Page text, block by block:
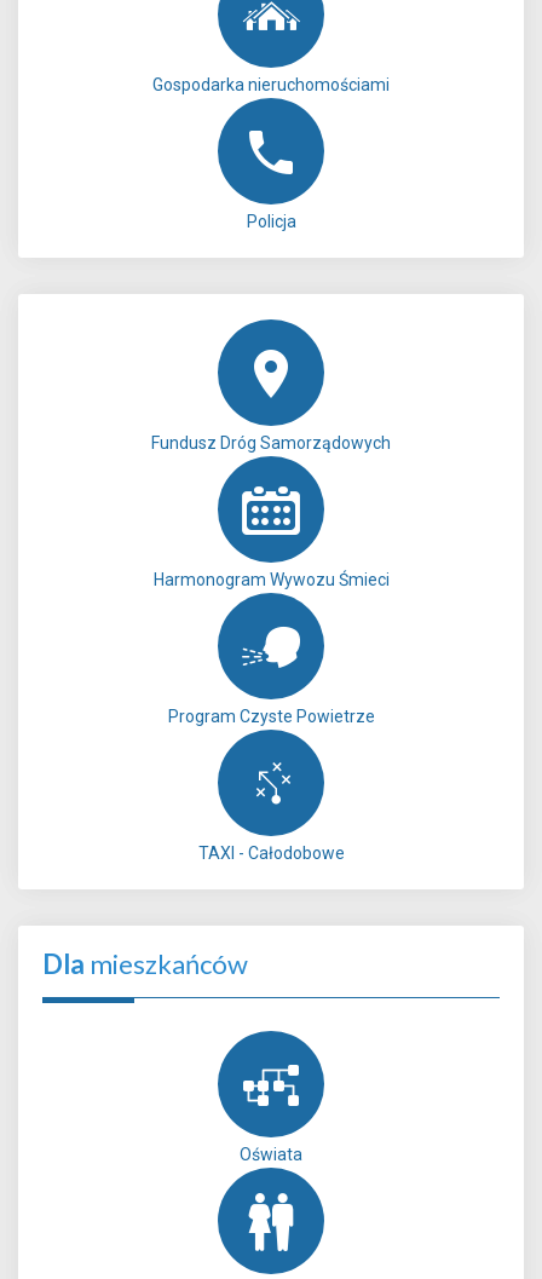
Gospodarka nieruchomościami
Policja
Fundusz Dróg Samorządowych
Harmonogram Wywozu Śmieci
Program Czyste Powietrze
TAXI - Całodobowe
Dla mieszkańców
Oświata